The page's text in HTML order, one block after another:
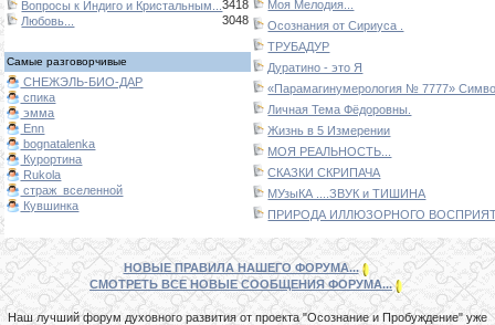
Вопросы к Индиго и Кристальным...3418
Любовь...
3048
Моя Мелодия...
Осознания от Сириуса .
ТРУБАДУР
Дуратино - это Я
«Парамагинумерология № 7777»
Личная Тема Фёдоровны.
Жизнь в 5 Измерении
МОЯ РЕАЛЬНОСТЬ...
СКАЗКИ СКРИПАЧА
МУзыКА ....ЗВУК и ТИШИНА
ПРИРОДА ИЛЛЮЗОРНОГО
Самые разговорчивые
СНЕЖЭЛЬ-БИО-ДАР
спика
эмма
Enn
bognatalenka
Курортина
Rukola
страж_вселенной
Кувшинка
НОВЫЕ ПРАВИЛА НАШЕГО ФОРУМА...
СМОТРЕТЬ ВСЕ НОВЫЕ СООБЩЕНИЯ ФОРУМА...
Наш лучший форум духовного развития от проекта "Осознание и Пробуждение" уже